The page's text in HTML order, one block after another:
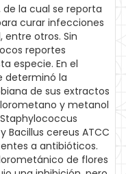
la cual se reporta
curar infecciones
entre otros. Sin
reportes
especie. En el
determinó la
de sus extractos
y metanol
Bacillus cereus ATCC
a antibióticos.
de flores